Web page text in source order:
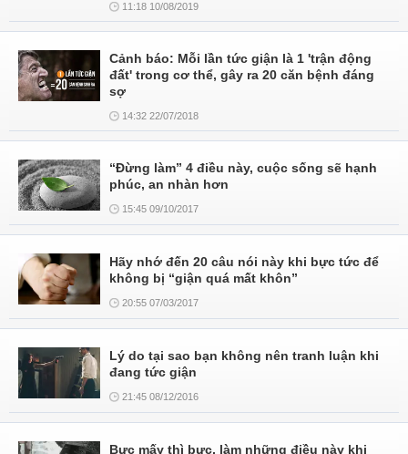
11:18 10/08/2019
Cảnh báo: Mỗi lần tức giận là 1 'trận động
đất' trong cơ thể, gây ra 20 căn bệnh đáng
sợ
14:32 22/07/2018
“Đừng làm” 4 điều này, cuộc sống sẽ hạnh
phúc, an nhàn hơn
15:45 09/10/2017
Hãy nhớ đến 20 câu nói này khi bực tức để
không bị “giận quá mất khôn”
20:55 07/03/2017
Lý do tại sao bạn không nên tranh luận khi
đang tức giận
21:45 08/12/2016
Bực mấy thì bực, làm những điều này khi